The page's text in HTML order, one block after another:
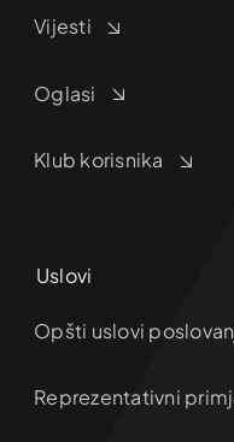
Vijesti
Oglasi
Klub korisnika
Uslovi
Opšti uslovi
Reprezentativni